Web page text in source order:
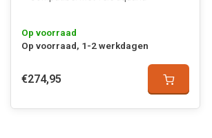
Op voorraad
Op voorraad, 1-2 werkdagen
€274,95